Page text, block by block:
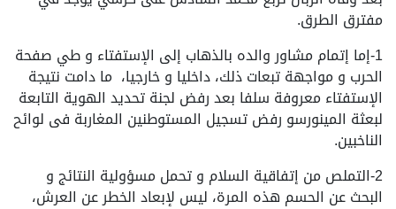
مفترق الطرق.
1-إما إتمام مشاور والده بالذهاب إلى الإستفتاء و طي صفحة
الحرب و مواجهة تبعات ذلك، داخليا و خارجيا، ما دامت نتيجة
الإستفتاء معروفة سلفا بعد رفض لجنة تحديد الهوية التابعة
لبعثة المينورسو رفض تسجيل المستوطنين المغاربة فى لوائح
الناخبين.
2-التملص من إتفاقية السلام و تحمل مسؤولية النتائج و
البحث عن الحسم هذه المرة، ليس لإبعاد الخطر عن العرش،